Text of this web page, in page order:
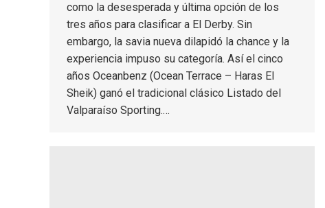
como la desesperada y última opción de los
tres años para clasificar a El Derby. Sin
embargo, la savia nueva dilapidó la chance y la
experiencia impuso su categoría. Así el cinco
años Oceanbenz (Ocean Terrace – Haras El
Sheik) ganó el tradicional clásico Listado del
Valparaíso Sporting.…